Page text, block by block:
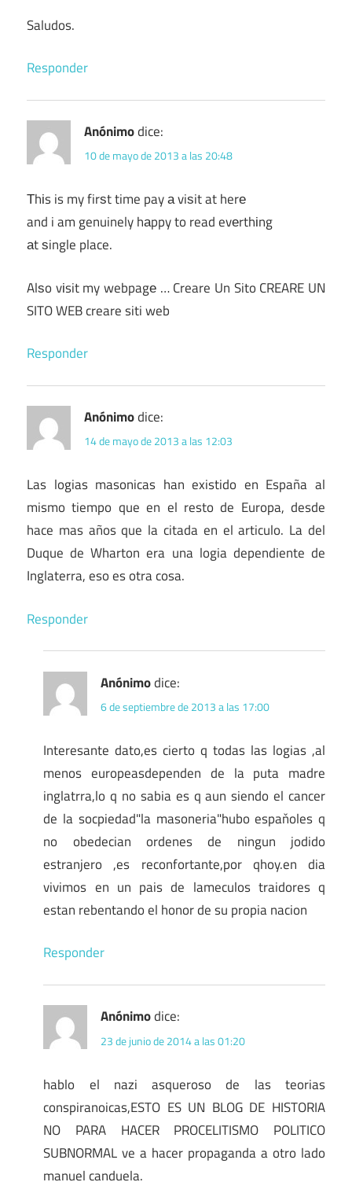
Saludos.
Responder
Anónimodice:
10 de mayo de 2013 a las 20:48
Τhіs is my firѕt time pay а viѕit at herе
and i am genuinely hаppy to read evеrthіng
аt ѕingle place.
Alѕo vіsit my webpagе … Creare Un Sito CREARE UN
SITO WEB creare siti web
Responder
Anónimodice:
14 de mayo de 2013 a las 12:03
Las logias masonicas han existido en España al
mismo tiempo que en el resto de Europa, desde
hace mas años que la citada en el articulo. La del
Duque de Wharton era una logia dependiente de
Inglaterra, eso es otra cosa.
Responder
Anónimodice:
6 de septiembre de 2013 a las 17:00
Interesante dato,es cierto q todas las logias ,al
menos europeasdependen de la puta madre
inglatrra,lo q no sabia es q aun siendo el cancer
de la socpiedad"la masoneria"hubo espaňoles q
no obedecian ordenes de ningun jodido
estranjero ,es reconfortante,por qhoy.en dia
vivimos en un pais de lameculos traidores q
estan rebentando el honor de su propia nacion
Responder
Anónimodice:
23 de junio de 2014 a las 01:20
hablo el nazi asqueroso de las teorias
conspiranoicas,ESTO ES UN BLOG DE HISTORIA
NO PARA HACER PROCELITISMO POLITICO
SUBNORMAL ve a hacer propaganda a otro lado
manuel canduela.